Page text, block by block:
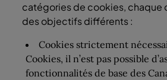
catégories de cookies, chaque
des objectifs différents :
Cookies strictement
Cookies, il n’est pas possible
fonctionnalités de base des